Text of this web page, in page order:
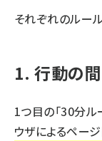
それぞれのルー
1. 行動の
1つ目の「30分ル
ウザによるペー